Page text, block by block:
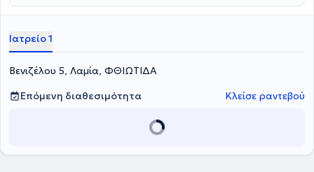
Ανδρολογία στην Α΄ Πανεπιστημιακή Ουρολογική Κλινική του Γενικού
πλήθος υπηρεσιών, εξατομικευμένες για τις ανάγκες εκάστοτε
ασθενούς.
Ιατρείο 1
Βενιζέλου 5, Λαμία, ΦΘΙΩΤΙΔΑ
Επόμενη διαθεσιμότητα
Κλείσε ραντεβού